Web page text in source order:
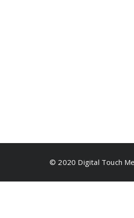
© 2020 Digital Touch